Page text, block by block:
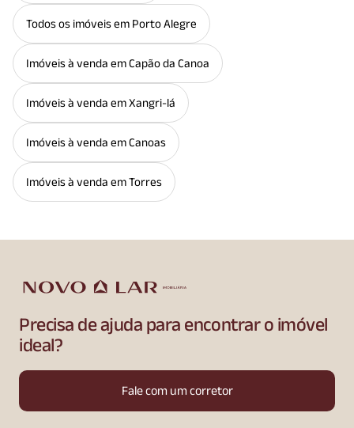
Todos os imóveis em Porto Alegre
Imóveis à venda em Capão da Canoa
Imóveis à venda em Xangri-lá
Imóveis à venda em Canoas
Imóveis à venda em Torres
Precisa de ajuda para encontrar o imóvel
ideal?
Fale com um corretor